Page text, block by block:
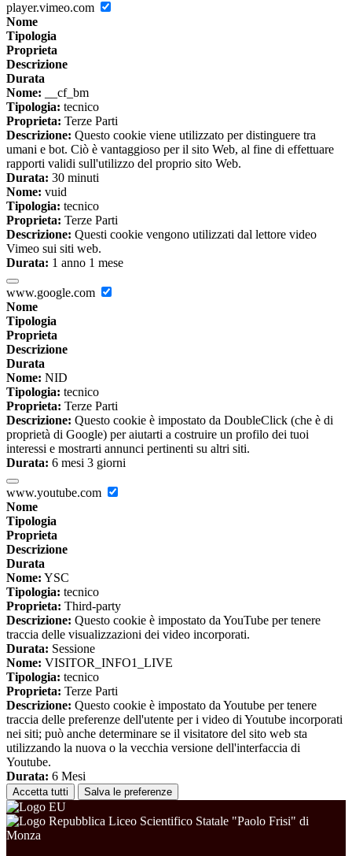
player.vimeo.com
Nome
Tipologia
Proprieta
Descrizione
Durata
Nome: __cf_bm
Tipologia: tecnico
Proprieta: Terze Parti
Descrizione: Questo cookie viene utilizzato per distinguere tra
umani e bot. Ciò è vantaggioso per il sito Web, al fine di effettuare
rapporti validi sull'utilizzo del proprio sito Web.
Durata: 30 minuti
Nome: vuid
Tipologia: tecnico
Proprieta: Terze Parti
Descrizione: Questi cookie vengono utilizzati dal lettore video
Vimeo sui siti web.
Durata: 1 anno 1 mese
www.google.com
Nome
Tipologia
Proprieta
Descrizione
Durata
Nome: NID
Tipologia: tecnico
Proprieta: Terze Parti
Descrizione: Questo cookie è impostato da DoubleClick (che è di
proprietà di Google) per aiutarti a costruire un profilo dei tuoi
interessi e mostrarti annunci pertinenti su altri siti.
Durata: 6 mesi 3 giorni
www.youtube.com
Nome
Tipologia
Proprieta
Descrizione
Durata
Nome: YSC
Tipologia: tecnico
Proprieta: Third-party
Descrizione: Questo cookie è impostato da YouTube per tenere
traccia delle visualizzazioni dei video incorporati.
Durata: Sessione
Nome: VISITOR_INFO1_LIVE
Tipologia: tecnico
Proprieta: Terze Parti
Descrizione: Questo cookie è impostato da Youtube per tenere
traccia delle preferenze dell'utente per i video di Youtube incorporati
nei siti; può anche determinare se il visitatore del sito web sta
utilizzando la nuova o la vecchia versione dell'interfaccia di
Youtube.
Durata: 6 Mesi
Accetta tutti Salva le preferenze
Liceo Scientifico Statale "Paolo Frisi" di
Monza